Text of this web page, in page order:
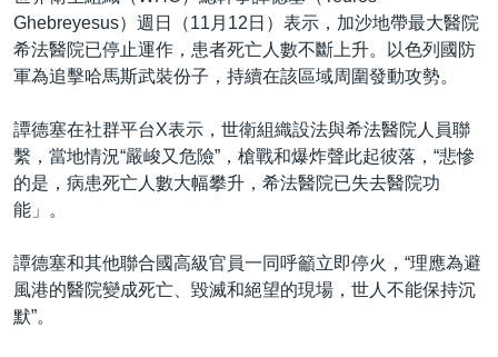
Ghebreyesus）週日（11月12日）表示，加沙地帶最大醫院
希法醫院已停止運作，患者死亡人數不斷上升。以色列國防
軍為追擊哈馬斯武裝份子，持續在該區域周圍發動攻勢。
譚德塞在社群平台X表示，世衛組織設法與希法醫院人員聯
繫，當地情況“嚴峻又危險”，槍戰和爆炸聲此起彼落，“悲慘
的是，病患死亡人數大幅攀升，希法醫院已失去醫院功
能」。
譚德塞和其他聯合國高級官員一同呼籲立即停火，“理應為避
風港的醫院變成死亡、毀滅和絕望的現場，世人不能保持沉
默”。